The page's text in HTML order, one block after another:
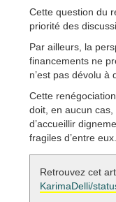
Cette question du
priorité des
Par ailleurs, la
financements ne
n’est pas dévolu à
Cette
doit, en aucun
d’accueillir
fragiles d’entre eux.
Retrouvez cet
KarimaDelli/